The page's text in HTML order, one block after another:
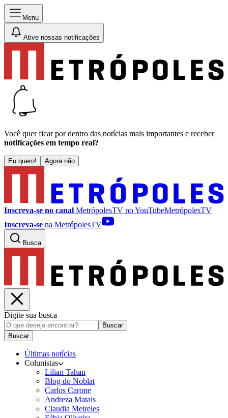
Menu
Ative nossas notificações
Você quer ficar por dentro das notícias mais importantes e receber
notificações em tempo real?
Eu quero! Agora não
Inscreva-se no canal MetrópolesTV noYouTubeMetrópolesTV
Inscreva-se na MetrópolesTV
Busca
Digite sua busca
Buscar
Buscar
Últimas notícias
Colunistas
Lilian Tahan
Blog do Noblat
Carlos Carone
Andreza Matais
Claudia Meireles